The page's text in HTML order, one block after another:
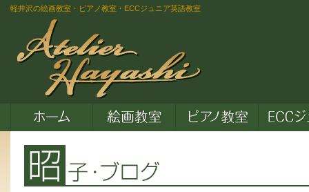
軽井沢の絵画教室・ピアノ教室・ECCジュニア英語教室